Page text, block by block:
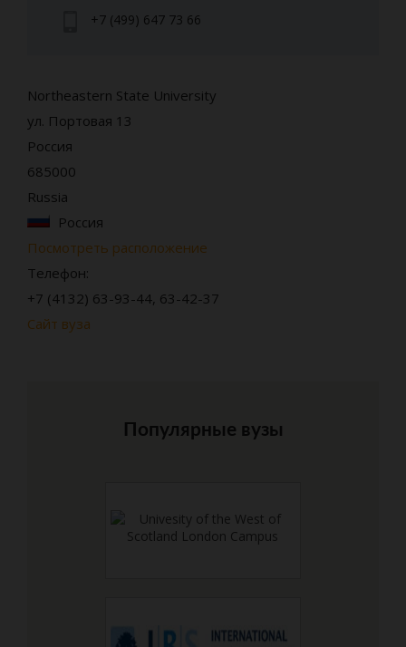
+7 (499) 647 73 66
Northeastern State University
ул. Портовая 13
Россия
685000
Russia
Россия
Посмотреть расположение
Телефон:
+7 (4132) 63-93-44, 63-42-37
Сайт вуза
Популярные вузы